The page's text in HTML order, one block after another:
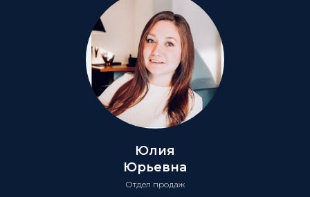
Юлия
Юрьевна
Отдел продаж